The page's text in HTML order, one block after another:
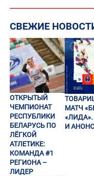
СВЕЖИЕ
ОТКРЫТЫЙ
ЧЕМПИОНАТ
РЕСПУБЛИКИ
БЕЛАРУСЬ ПО
ЛЁГКОЙ
АТЛЕТИКЕ:
КОМАНДА #1
РЕГИОНА –
ЛИДЕР
МАТЧ
И